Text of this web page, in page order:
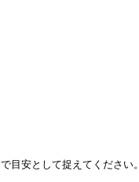
目安として捉えてください。